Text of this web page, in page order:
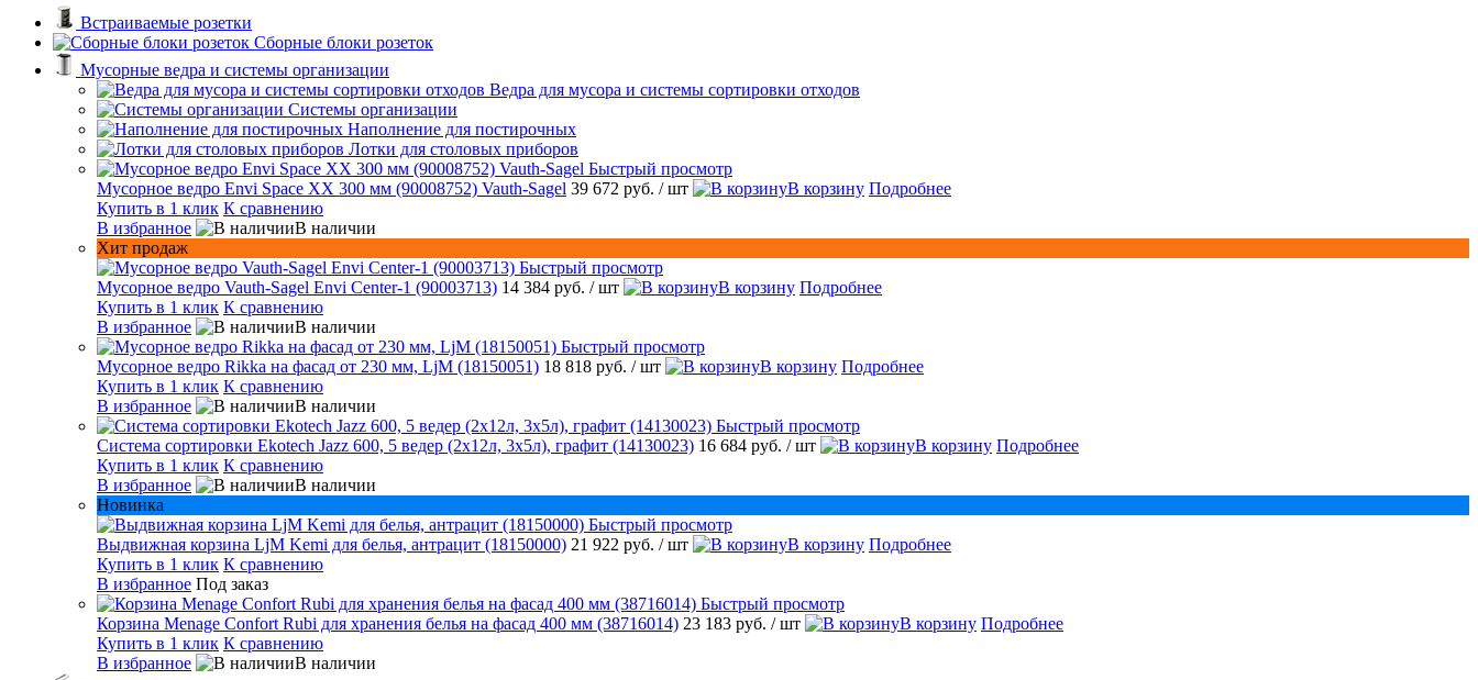
Встраиваемые розетки
Сборные блоки розеток
Мусорные ведра и системы организации
Ведра для мусора и системы сортировки отходов
Системы организации
Наполнение для постирочных
Лотки для столовых приборов
Быстрый просмотр
Мусорное ведро Envi Space XX 300 мм (90008752) Vauth-Sagel 39 672 руб. / шт В корзину Подробнее
Купить в 1 клик К сравнению
В избранное
В наличии
Хит продаж
Быстрый просмотр
Мусорное ведро Vauth-Sagel Envi Center-1 (90003713) 14 384 руб. / шт В корзину Подробнее
Купить в 1 клик К сравнению
В избранное
В наличии
Быстрый просмотр
Мусорное ведро Rikka на фасад от 230 мм, LjM (18150051) 18 818 руб. / шт В корзину Подробнее
Купить в 1 клик К сравнению
В избранное
В наличии
Быстрый просмотр
Система сортировки Ekotech Jazz 600, 5 ведер (2х12л, 3х5л), графит (14130023) 16 684 руб. / шт В корзину Подробнее
Купить в 1 клик К сравнению
В избранное
В наличии
Новинка
Быстрый просмотр
Выдвижная корзина LjM Kemi для белья, антрацит (18150000) 21 922 руб. / шт В корзину Подробнее
Купить в 1 клик К сравнению
В избранное Под заказ
Быстрый просмотр
Корзина Menage Confort Rubi для хранения белья на фасад 400 мм (38716014) 23 183 руб. / шт В корзину Подробнее
Купить в 1 клик К сравнению
В избранное
В наличии